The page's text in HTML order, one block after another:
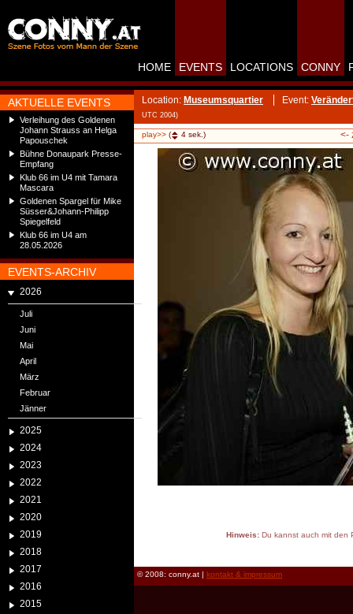
AKTUELLE EVENTS
Verleihung des Goldenen
Johann Strauss an Helga
Papouschek
Bühne Donaupark Presse-
Empfang
Klub 66 im U4 mit Tamara
Mascara
Goldenen Spargel für Mike
Süsser&Johann-Philipp
Spiegelfeld
Klub 66 im U4 am
28.05.2026
EVENTS-ARCHIV
2026
Juli
Juni
Mai
April
März
Februar
Jänner
2025
2024
2023
2022
2021
2020
2019
2018
2017
2016
2015
HOME EVENTS LOCATIONS CONNY
Location: Museumsquartier Event:
UTC 2004)
play>> ( 4 sek.) <-
Hinweis:Du kannst auch mit den
© 2008: conny.at | kontakt & impressum